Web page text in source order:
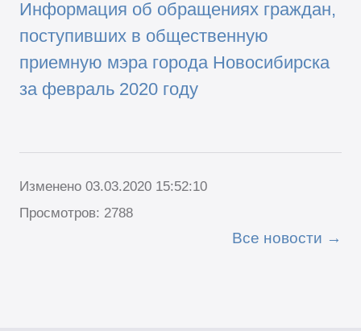
Информация об обращениях граждан,
поступивших в общественную
приемную мэра города Новосибирска
за февраль 2020 году
Изменено 03.03.2020 15:52:10
Просмотров: 2788
Все новости